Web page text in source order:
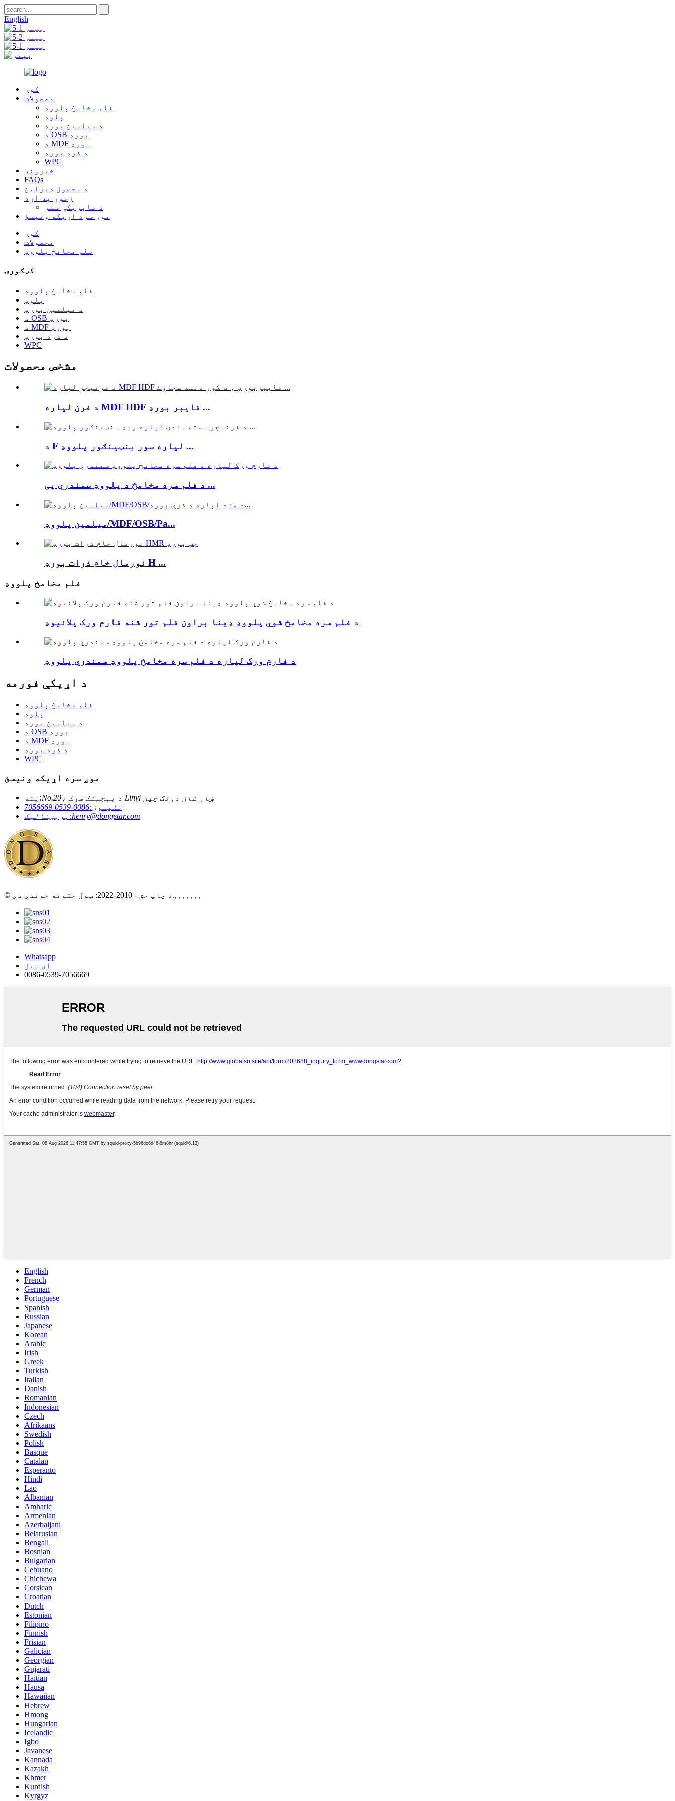
English
کور
محصولات
فلم مخامخ پلووډ
پلوډ
د میلمین بورډ
د OSB بورډ
د MDF بورډ
د ذره بورډ
WPC
خبرونه
FAQs
د محصول ډیزاین
زموږ په اړه
د فابریکې سفر
موږ سره اړیکه ونیسئ
کور
محصولات
فلم مخامخ پلووډ
کټګورۍ
فلم مخامخ پلووډ
پلوډ
د میلمین بورډ
د OSB بورډ
د MDF بورډ
د ذره بورډ
WPC
مشخص محصولات
د فرن لپاره MDF HDF فایبر بورډ ...
د F لپاره سور بنټینګور پلووډ ...
د فلم سره مخامخ د پلووډ سمندري پی ...
میلمین پلووډ/MDF/OSB/Pa...
نورمال خام ذرات بورډ H ...
فلم مخامخ پلووډ
د فلم سره مخامخ شوي پلووډ ډینا براون فلم تور شنه فارم ورک پلائیوډ
د فارم ورک لپاره د فلم سره مخامخ پلووډ سمندري پلووډ
د اړیکې فورمه
فلم مخامخ پلووډ
پلوډ
د میلمین بورډ
د OSB بورډ
د MDF بورډ
د ذره بورډ
WPC
موږ سره اړیکه ونیسئ
پته:
No.20، د بېجينګ سړک Linyi ښار شان دونګ چين
تلیفون:0086-0539-7056669
بریښنالیک:henry@dongstar.com
© د چاپ حق - 2010-2022: ټول حقونه خوندي دي., , , , , , ,
Whatsapp
ای میل
0086-0539-7056669
English
French
German
Portuguese
Spanish
Russian
Japanese
Korean
Arabic
Irish
Greek
Turkish
Italian
Danish
Romanian
Indonesian
Czech
Afrikaans
Swedish
Polish
Basque
Catalan
Esperanto
Hindi
Lao
Albanian
Amharic
Armenian
Azerbaijani
Belarusian
Bengali
Bosnian
Bulgarian
Cebuano
Chichewa
Corsican
Croatian
Dutch
Estonian
Filipino
Finnish
Frisian
Galician
Georgian
Gujarati
Haitian
Hausa
Hawaiian
Hebrew
Hmong
Hungarian
Icelandic
Igbo
Javanese
Kannada
Kazakh
Khmer
Kurdish
Kyrgyz